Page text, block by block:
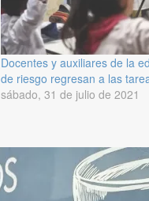
Docentes y auxiliares de la
de riesgo regresan a las
sábado, 31 de julio de 2021